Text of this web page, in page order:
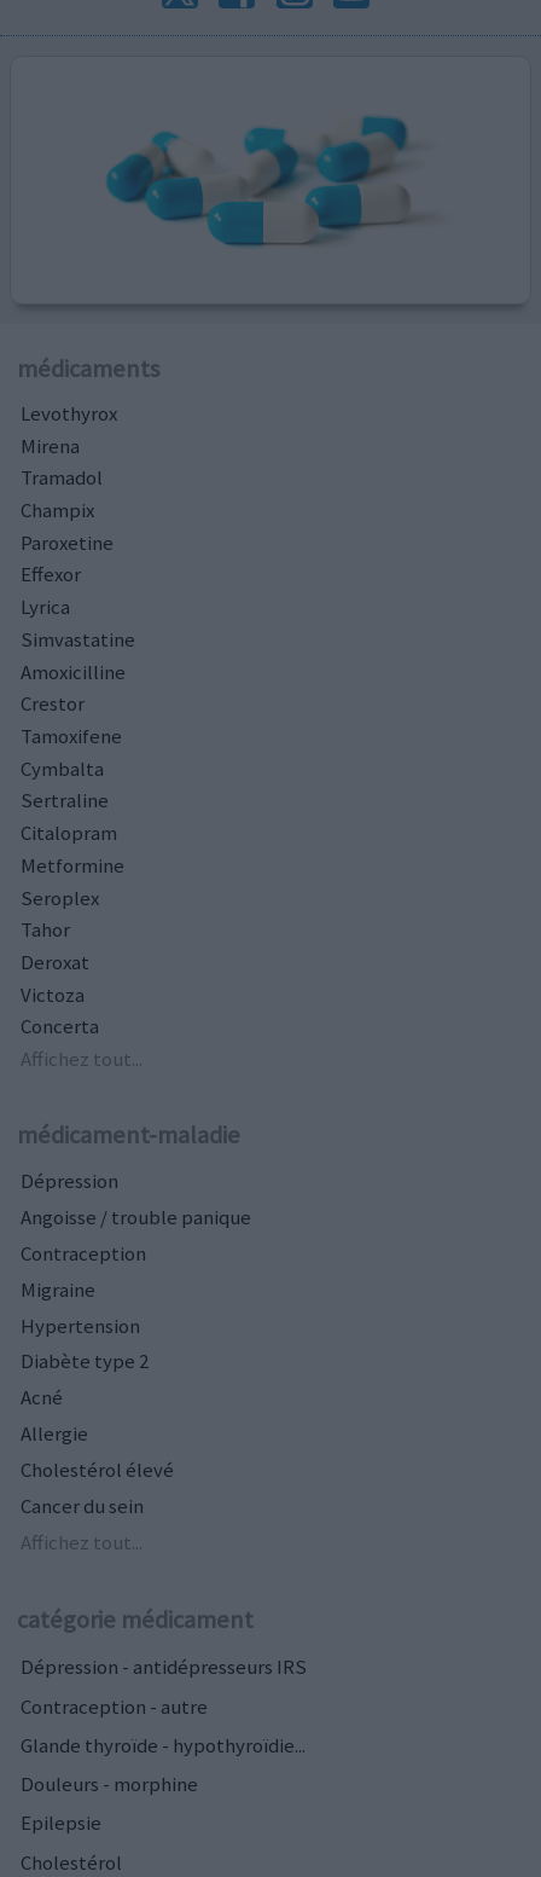
médicaments
Levothyrox
Mirena
Tramadol
Champix
Paroxetine
Effexor
Lyrica
Simvastatine
Amoxicilline
Crestor
Tamoxifene
Cymbalta
Sertraline
Citalopram
Metformine
Seroplex
Tahor
Deroxat
Victoza
Concerta
Affichez tout...
médicament-maladie
Dépression
Angoisse / trouble panique
Contraception
Migraine
Hypertension
Diabète type 2
Acné
Allergie
Cholestérol élevé
Cancer du sein
Affichez tout...
catégorie médicament
Dépression - antidépresseurs IRS
Contraception - autre
Glande thyroïde - hypothyroïdie...
Douleurs - morphine
Epilepsie
Cholestérol